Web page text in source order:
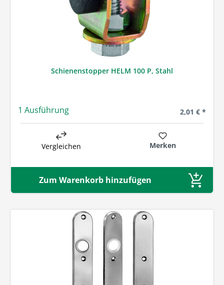
Schienenstopper HELM 100 P, Stahl
1 Ausführung Regulärer
2,01 € *
Vergleichen Merken
Zum Warenkorb hinzufügen